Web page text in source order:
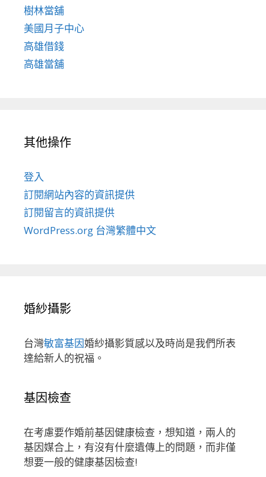
樹林當舖
美國月子中心
高雄借錢
高雄當舖
其他操作
登入
訂閱網站內容的資訊提供
訂閱留言的資訊提供
WordPress.org 台灣繁體中文
婚紗攝影
台灣敏富基因婚紗攝影質感以及時尚是我們所表
達給新人的祝福。
基因檢查
在考慮要作婚前基因健康檢查，想知道，兩人的
基因媒合上，有沒有什麼遺傳上的問題，而非僅
想要一般的健康基因檢查!